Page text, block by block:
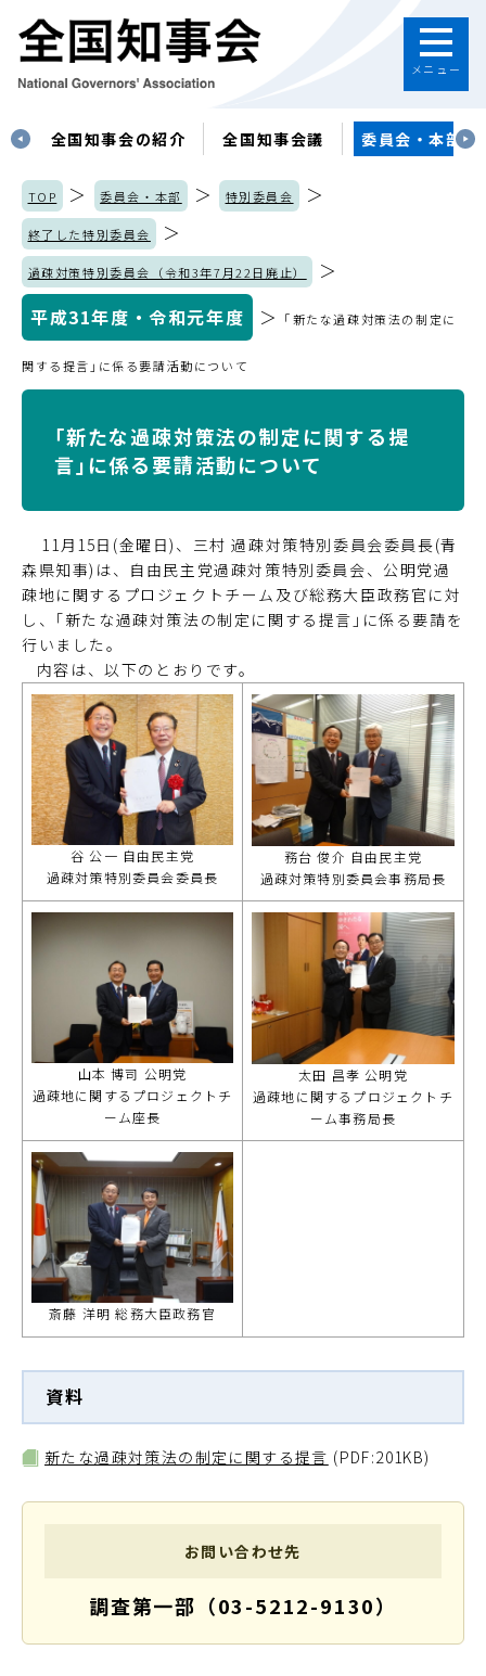
メニュー
全国知事会の紹介 全国知事会議 委員会・本部
TOP ＞ 委員会・本部 ＞ 特別委員会 ＞
終了した特別委員会 ＞
過疎対策特別委員会（令和3年7月22日廃止）
＞
平成31年度・令和元年度
＞ ｢新たな過疎対策法の制定に
関する提言｣に係る要請活動について
｢新たな過疎対策法の制定に関する提
言｣に係る要請活動について
11月15日(金曜日)、三村 過疎対策特別委員会委員長(青
森県知事)は、自由民主党過疎対策特別委員会、公明党過
疎地に関するプロジェクトチーム及び総務大臣政務官に対
し、｢新たな過疎対策法の制定に関する提言｣に係る要請を
行いました。
内容は、以下のとおりです。
谷 公一 自由民主党
過疎対策特別委員会委員長
務台 俊介 自由民主党
過疎対策特別委員会事務局長
山本 博司 公明党
過疎地に関するプロジェクトチ
ーム座長
太田 昌孝 公明党
過疎地に関するプロジェクトチ
ーム事務局長
斎藤 洋明 総務大臣政務官
資料
新たな過疎対策法の制定に関する提言 (PDF:201KB)
お問い合わせ先
調査第一部（03-5212-9130）